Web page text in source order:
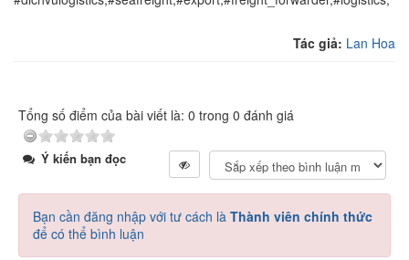
Tác giả: Lan Hoa
Tổng số điểm của bài viết là: 0 trong 0 đánh giá
Ý kiến bạn đọc
Bạn cần đăng nhập với tư cách là Thành viên chính thức
để có thể bình luận